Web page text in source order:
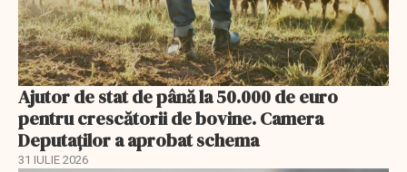
Ajutor de stat de până la 50.000 de euro
pentru crescătorii de bovine. Camera
Deputaților a aprobat schema
31 IULIE 2026